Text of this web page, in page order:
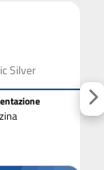
Silver